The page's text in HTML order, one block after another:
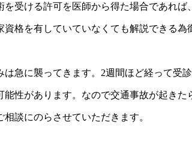
受ける許可を医師から得た場合であれば
格を有していていなくても解説できる為
急に襲ってきます。2週間ほど経って受
性があります。なので交通事故が起きた
談にのらさせていただきます。